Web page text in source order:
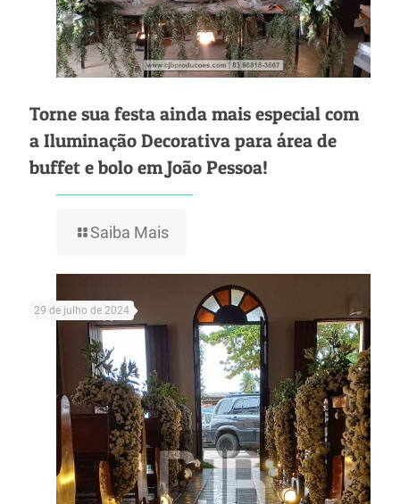
Torne sua festa ainda mais especial com
a Iluminação Decorativa para área de
buffet e bolo em João Pessoa!
Saiba Mais
29 de julho de 2024